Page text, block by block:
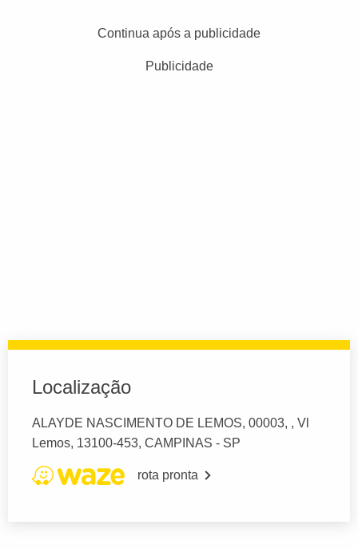
Continua após a publicidade
Publicidade
Localização
ALAYDE NASCIMENTO DE LEMOS, 00003, , Vl
Lemos, 13100-453, CAMPINAS - SP
rota pronta